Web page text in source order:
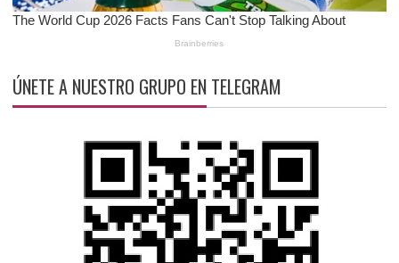
ÚNETE A NUESTRO GRUPO EN TELEGRAM